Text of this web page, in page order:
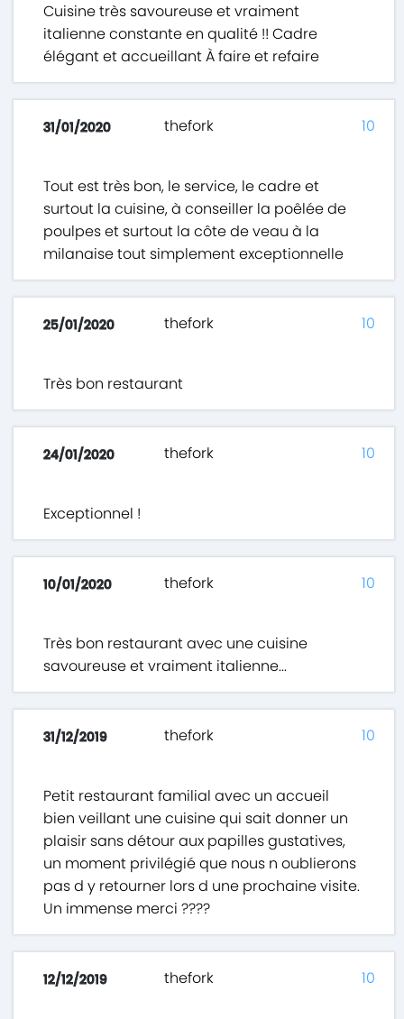
Cuisine très savoureuse et vraiment
italienne constante en qualité !! Cadre
élégant et accueillant À faire et refaire
31/01/2020 thefork
Tout est très bon, le service, le cadre et
surtout la cuisine, à conseiller la poêlée de
poulpes et surtout la côte de veau à la
milanaise tout simplement exceptionnelle
10
25/01/2020 thefork
Très bon restaurant
10
24/01/2020 thefork
Exceptionnel !
10
10/01/2020 thefork
Très bon restaurant avec une cuisine
savoureuse et vraiment italienne...
10
31/12/2019 thefork
Petit restaurant familial avec un accueil
bien veillant une cuisine qui sait donner un
plaisir sans détour aux papilles gustatives,
un moment privilégié que nous n oublierons
pas d y retourner lors d une prochaine visite.
Un immense merci ????
10
12/12/2019 thefork 10